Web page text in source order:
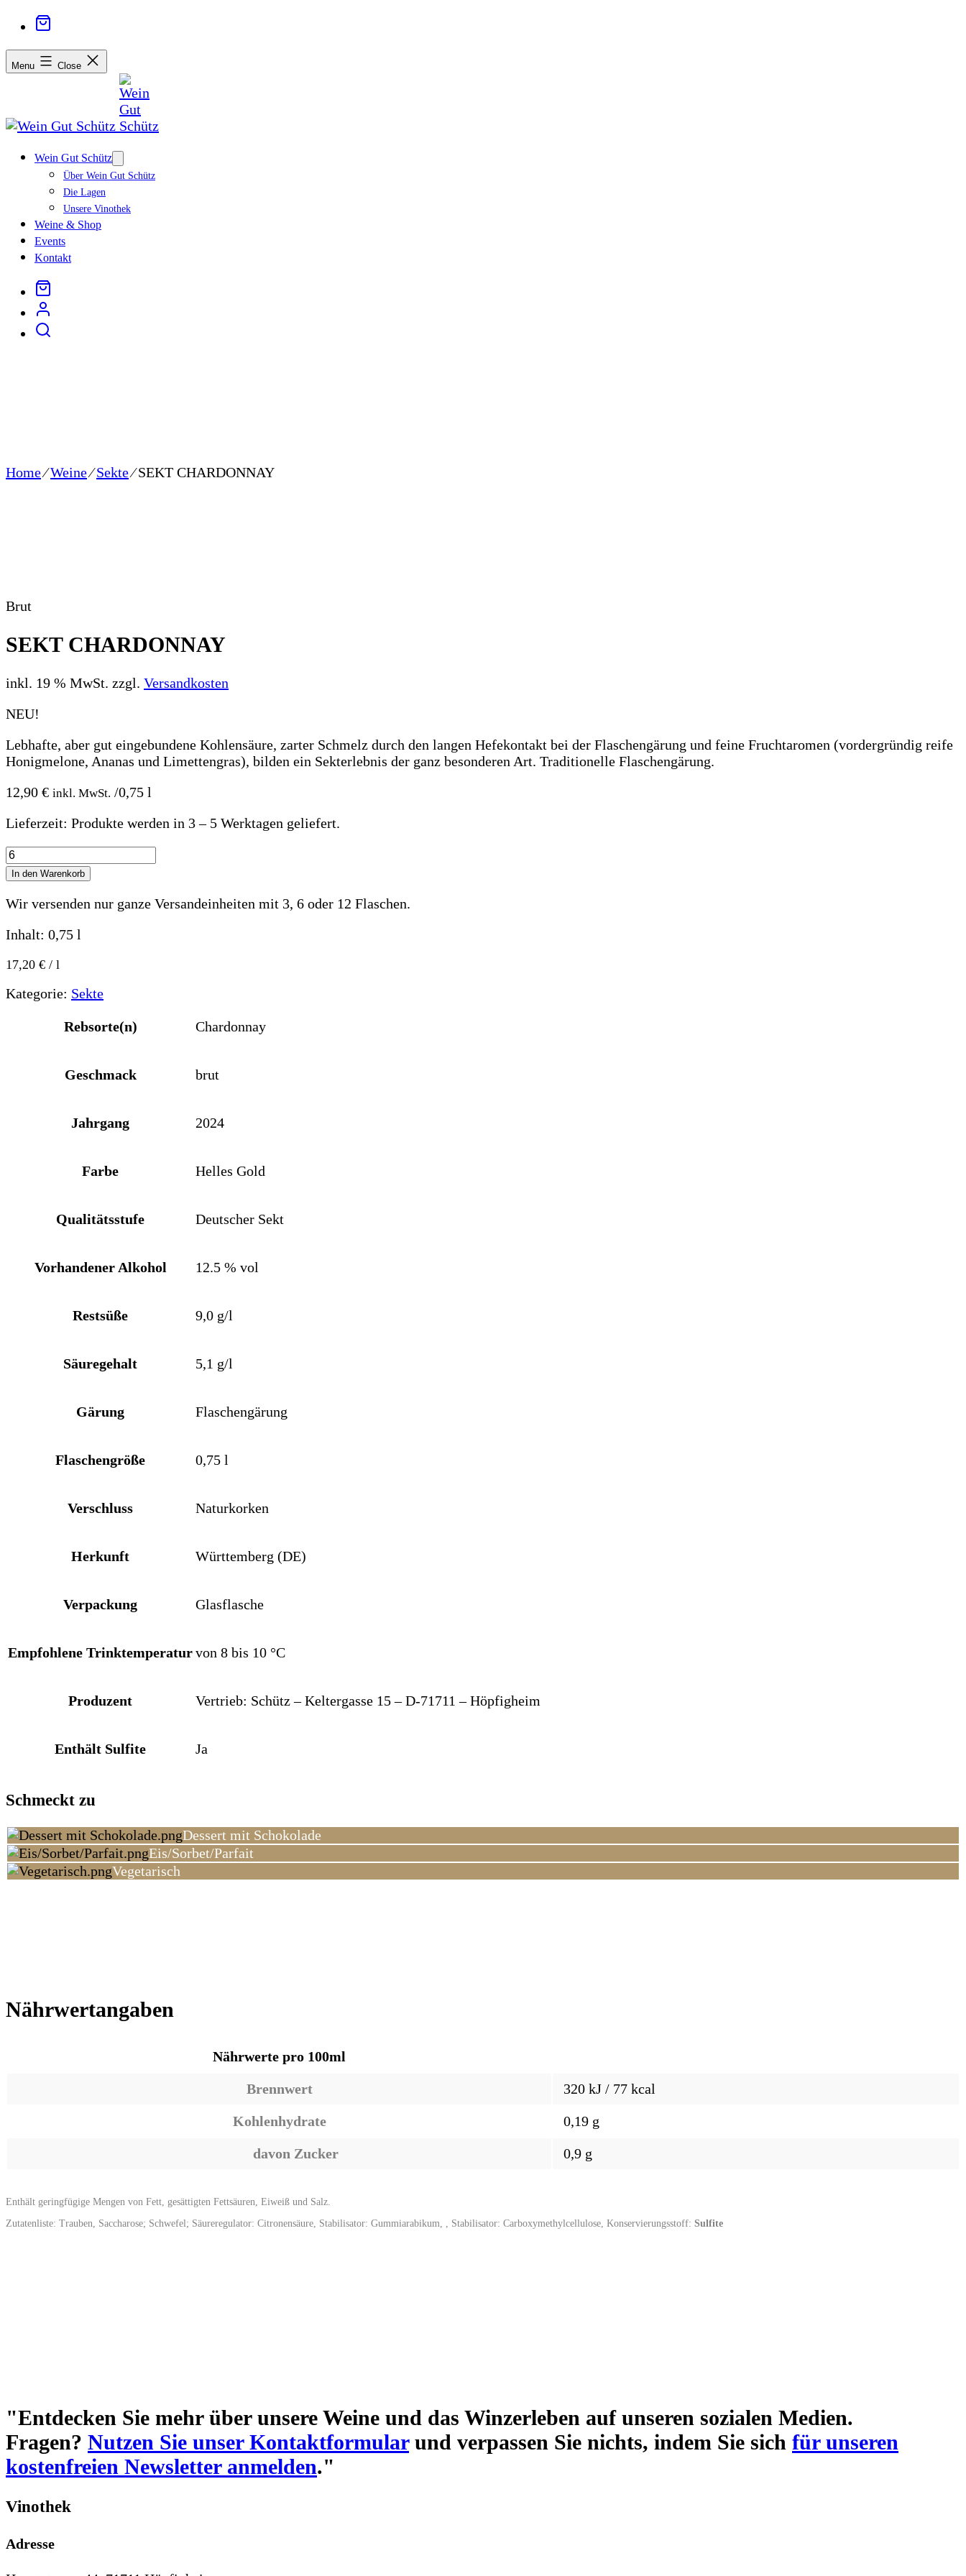
Menu Close
Wein Gut Schütz
menu
Über Wein Gut Schütz
Die Lagen
Unsere Vinothek
Weine & Shop
Events
Kontakt
Home ⁄ Weine ⁄ Sekte ⁄SEKT CHARDONNAY
Brut
SEKT CHARDONNAY
inkl. 19 % MwSt. zzgl. Versandkosten
NEU!
Lebhafte, aber gut eingebundene Kohlensäure, zarter Schmelz durch den langen Hefekontakt bei der Flaschengärung und feine Fruchtaromen (vordergründig reife
Honigmelone, Ananas und Limettengras), bilden ein Sekterlebnis der ganz besonderen Art. Traditionelle Flaschengärung.
12,90 € inkl. MwSt. /0,75 l
Lieferzeit: Produkte werden in 3 – 5 Werktagen geliefert.
SEKT
CHARDONNAY
Menge
In den Warenkorb
Wir versenden nur ganze Versandeinheiten mit 3, 6 oder 12 Flaschen.
Inhalt: 0,75 l
17,20 € / l
Kategorie: Sekte
Rebsorte(n) Chardonnay
Geschmack brut
Jahrgang 2024
Farbe Helles Gold
Qualitätsstufe Deutscher Sekt
Vorhandener Alkohol 12.5 % vol
Restsüße 9,0 g/l
Säuregehalt 5,1 g/l
Gärung Flaschengärung
Flaschengröße 0,75 l
Verschluss Naturkorken
Herkunft Württemberg (DE)
Verpackung Glasflasche
Empfohlene Trinktemperaturvon 8 bis 10 °C
Produzent Vertrieb: Schütz – Keltergasse 15 – D-71711 – Höpfigheim
Enthält Sulfite Ja
Schmeckt zu
Dessert mit Schokolade
Eis/Sorbet/Parfait
Vegetarisch
Nährwertangaben
Nährwerte pro 100ml
Brennwert 320 kJ / 77 kcal
Kohlenhydrate 0,19 g
davon Zucker 0,9 g
Enthält geringfügige Mengen von Fett, gesättigten Fettsäuren, Eiweiß und Salz.
Zutatenliste: Trauben, Saccharose; Schwefel; Säureregulator: Citronensäure, Stabilisator: Gummiarabikum, , Stabilisator: Carboxymethylcellulose, Konservierungsstoff: Sulfite
"Entdecken Sie mehr über unsere Weine und das Winzerleben auf unseren sozialen Medien.
Fragen? Nutzen Sie unser Kontaktformularund verpassen Sie nichts, indem Sie sich für unseren
kostenfreien Newsletter anmelden."
Vinothek
Adresse